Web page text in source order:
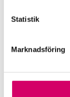
Statistik
Marknadsföring
Validera